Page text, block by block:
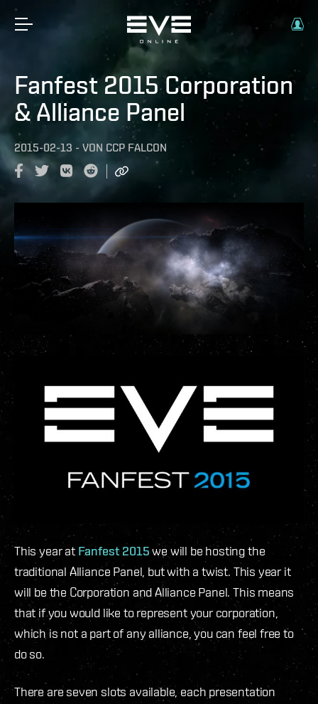
Fanfest 2015 Corporation
& Alliance Panel
2015-02-13 - VON CCP FALCON
This year at Fanfest 2015we will be hosting the
traditional Alliance Panel, but with a twist. This year it
will be the Corporation and Alliance Panel. This means
that if you would like to represent your corporation,
which is not a part of any alliance, you can feel free to
do so.
There are seven slots available, each presentation